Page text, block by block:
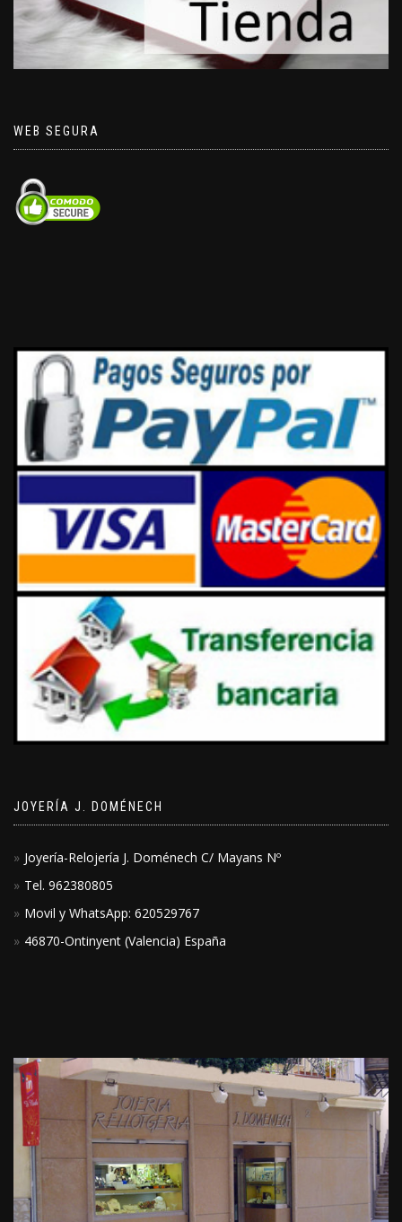
WEB SEGURA
JOYERÍA J. DOMÉNECH
Joyería-Relojería J. Doménech C/ Mayans Nº
Tel. 962380805
Movil y WhatsApp: 620529767
46870-Ontinyent (Valencia) España